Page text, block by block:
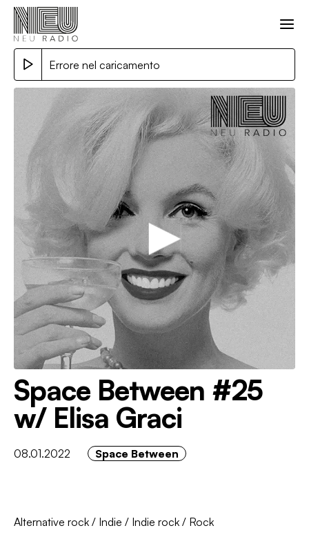
Errore nel caricamento
Space Between #25
w/ Elisa Graci
08.01.2022 Space Between
Alternative rock / Indie / Indie rock / Rock